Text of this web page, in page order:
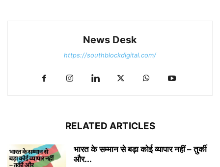
News Desk
https://southblockdigital.com/
RELATED ARTICLES
भारत के सम्मान से बड़ा कोई व्यापार नहीं – तुर्की
और...